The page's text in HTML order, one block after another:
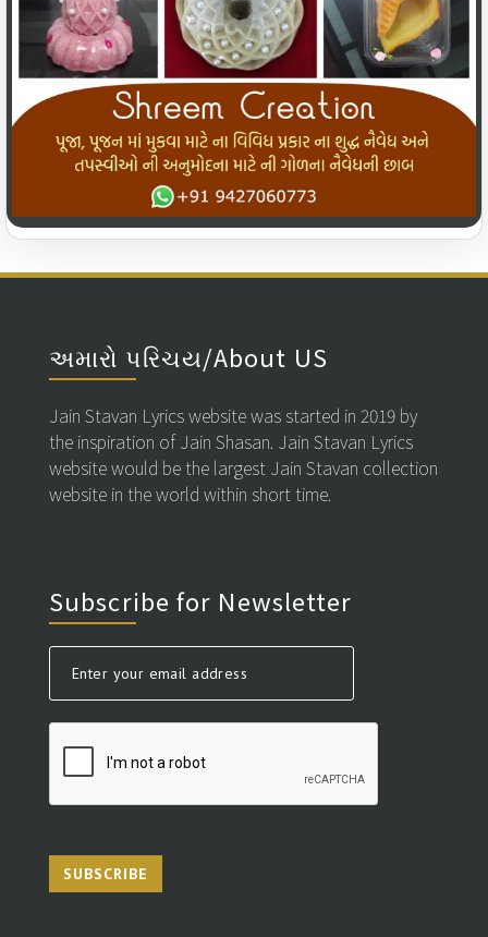
અમારો પરિચય/About US
Jain Stavan Lyrics website was started in 2019 by
the inspiration of Jain Shasan. Jain Stavan Lyrics
website would be the largest Jain Stavan collection
website in the world within short time.
Subscribe for Newsletter
SUBSCRIBE